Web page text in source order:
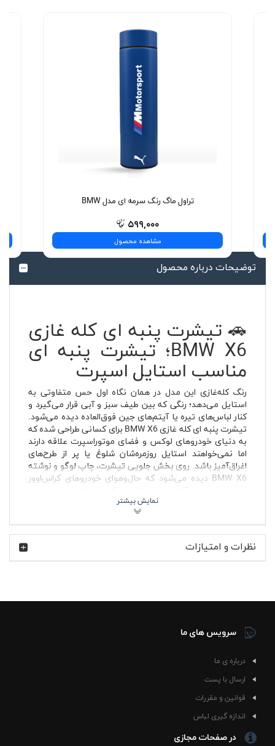
تراول ماگ رنگ سرمه ای مدل BMW
۵۹۹,۰۰۰
مشاهده محصول
توضیحات درباره محصول
🚗 تیشرت پنبه ای کله غازی
BMW X6؛ تیشرت پنبه ای
مناسب استایل اسپرت
رنگ کله‌غازی این مدل در همان نگاه اول حس متفاوتی به
استایل می‌دهد؛ رنگی که بین طیف سبز و آبی قرار می‌گیرد و
کنار لباس‌های تیره یا آیتم‌های جین فوق‌العاده دیده می‌شود.
تیشرت پنبه ای کله غازی BMW X6 برای کسانی طراحی شده که
به دنیای خودروهای لوکس و فضای موتوراسپرت علاقه دارند
اما نمی‌خواهند استایل روزمره‌شان شلوغ یا پر از طرح‌های
اغراق‌آمیز باشد. روی بخش جلویی تیشرت، چاپ لوگو و نوشته
BMW X6 دیده می‌شود که حال‌وهوای خودروهای کراس‌اوور
متعادل طراحی شده تا هم در استایل خیابانی جذاب باشد و هم
در استفاده روزمره بیش از حد جلب توجه نکند.
BMW سال‌هاست در دنیای خودرو به ترکیب طراحی اسپرت،
🔥 ویژگی‌های محصول
پارچه پنبه ای نرم و تنفس‌پذیر مناسب استفاده طولانی
رنگ خاص کله‌غازی قابل ست شدن با شلوار جین، اسلش
چاپ BMW X6 روی بخش جلویی لباس با ظاهر اسپرت
آستین کوتاه مناسب فصل‌های گرم و استفاده لایه‌ای
یقه گرد کشباف با فرم راحت و ایست مناسب روی بدن
نظرات و امتیازات
سرویس های ما
درباره ی ما
ارسال با پست
قوانین و مقررات
اندازه گیری لباس
در صفحات مجازی